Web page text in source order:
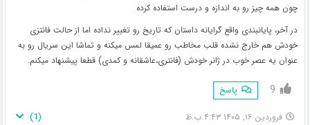
چون همه چیز رو به اندازه و درست استفاده کرده
در آخر، پایانبندی واقع گرایانه داستان که تاریخ رو تغییر نداده اما از حالت فانتزی
خودش هم خارج نشده قلب مخاطب رو عمیقا لمس میکنه و تماشا این سریال رو به
عنوان یه عصر خوب در ژانر خودش (فانتری،عاشقانه و کمدی) قطعا پیشنهاد میکنم.
9 پاسخ
فروردین ۱۶, ۱۴۰۵ ۴:۴۳ ب.ظ (
1
)